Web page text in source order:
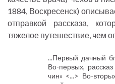
1884, Воскресенск)
отправкой рассказа,
тяжелое путешествие, чем
...Первый дачный
Во-первых,
чин» <...> Во-